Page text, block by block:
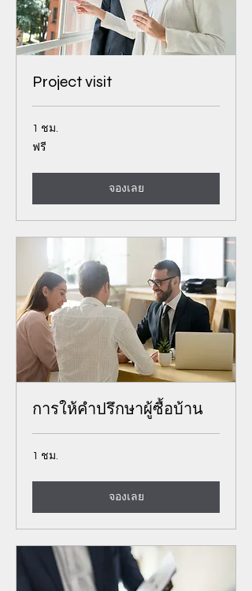
Project visit
1 ชม.
ฟรี
ฟรี
จองเลย
การให้คำปรึกษาผู้ซื้อบ้าน
1 ชม.
จองเลย